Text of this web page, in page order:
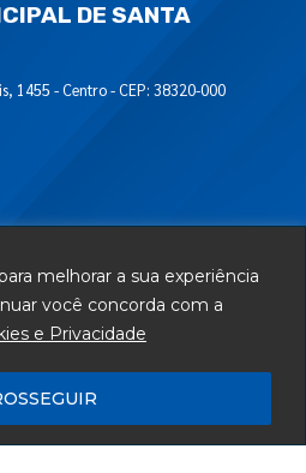
melhorar a sua experiência
você concorda com a
e Privacidade
DE SANTA
1455 - Centro - CEP: 38320-000